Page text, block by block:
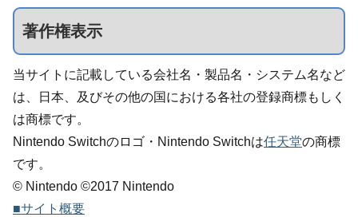
著作権表示
当サイトに記載している会社名・製品名・システム名など
は、日本、及びその他の国における各社の登録商標もしく
は商標です。
Nintendo Switchのロゴ・Nintendo Switchは任天堂の商標
です。
© Nintendo ©2017 Nintendo
■サイト概要